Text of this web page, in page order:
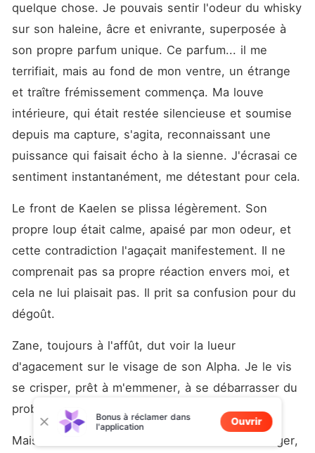
quelque chose. Je pouvais sentir l'odeur du whisky
sur son haleine, âcre et enivrante, superposée à
son propre parfum unique. Ce parfum... il me
terrifiait, mais au fond de mon ventre, un étrange
et traître frémissement commença. Ma louve
intérieure, qui était restée silencieuse et soumise
depuis ma capture, s'agita, reconnaissant une
puissance qui faisait écho à la sienne. J'écrasai ce
sentiment instantanément, me détestant pour cela.
Le front de Kaelen se plissa légèrement. Son
propre loup était calme, apaisé par mon odeur, et
cette contradiction l'agaçait manifestement. Il ne
comprenait pas sa propre réaction envers moi, et
cela ne lui plaisait pas. Il prit sa confusion pour du
dégoût.
Zane, toujours à l'affût, dut voir la lueur
d'agacement sur le visage de son Alpha. Je le vis
se crisper, prêt à m'emmener, à se débarrasser du
problème.
Mais Kaelen secoua la tête d'un mouvement léger,
Bonus à réclamer dans
l'application
Ouvrir